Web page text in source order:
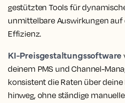
gestützten Tools für
unmittelbare Auswirkungen
Effizienz.
KI-Preisgestaltungssoftware
deinem PMS und Channel-
konsistent die Raten über
hinweg, ohne ständige